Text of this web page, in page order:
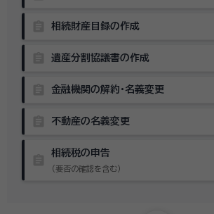
相続財産目録の作成
遺産分割協議書の作成
金融機関の解約・名義変更
不動産の名義変更
相続税の申告
（要否の確認を含む）